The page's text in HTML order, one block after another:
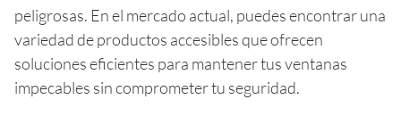
peligrosas. En el mercado actual, puedes encontrar una
variedad de productos accesibles que ofrecen
soluciones eficientes para mantener tus ventanas
impecables sin comprometer tu seguridad.